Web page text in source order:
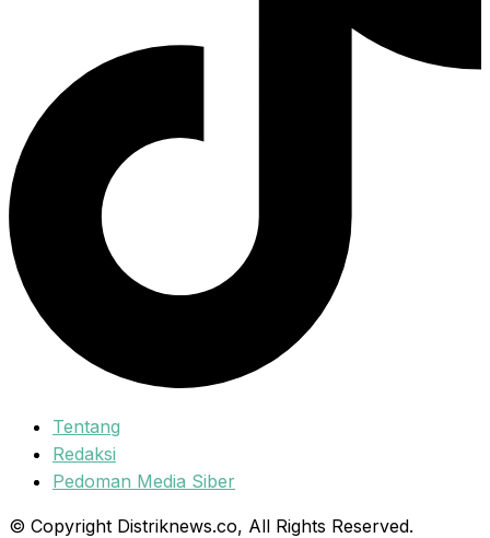
Tentang
Redaksi
Pedoman Media Siber
© Copyright Distriknews.co, All Rights Reserved.